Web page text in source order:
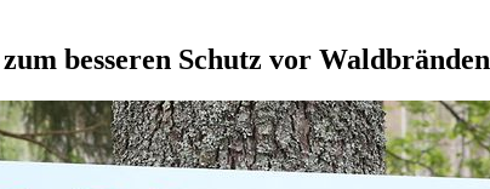
besseren Schutz vor Waldbränden